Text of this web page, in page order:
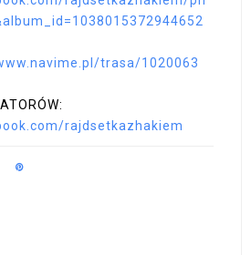
trasa/1020063
rajdsetkazhakiem